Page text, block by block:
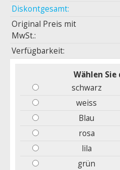
Diskontgesamt:
Original Preis mit
MwSt.:
Verfügbarkeit:
Wählen
schwarz
weiss
Blau
rosa
lila
grün